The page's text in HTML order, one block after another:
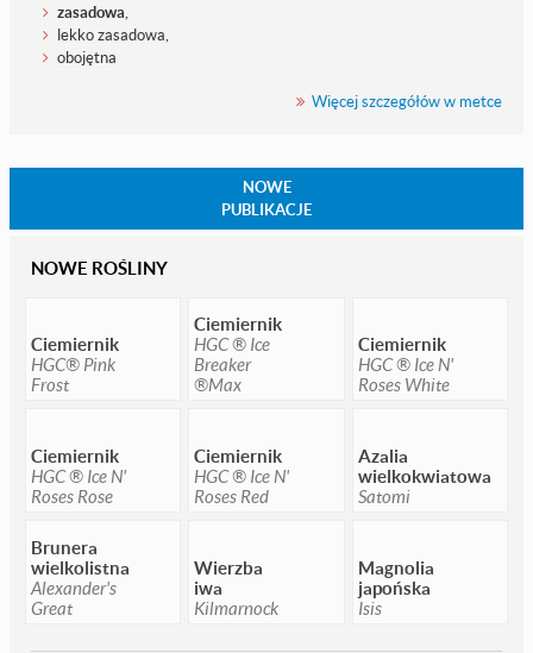
zasadowa
lekko zasadowa,
obojętna
Więcej szczegółów w metce
NOWE
PUBLIKACJE
NOWE ROŚLINY
Ciemiernik
HGC® Pink
Frost
Ciemiernik
HGC ® Ice
Breaker
®Max
Ciemiernik
HGC ® Ice N'
Roses White
Ciemiernik
HGC ® Ice N'
Roses Rose
Ciemiernik
HGC ® Ice N'
Roses Red
Azalia
wielkokwiatowa
Satomi
Brunera
wielkolistna
Alexander's
Great
Wierzba
iwa
Kilmarnock
Magnolia
japońska
Isis